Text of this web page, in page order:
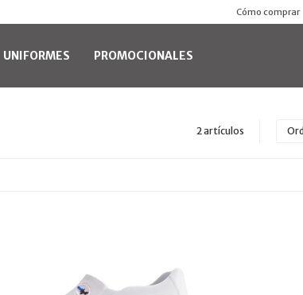
UNIFORMES PROMOCIONALES
Cómo comprar
2 artículos